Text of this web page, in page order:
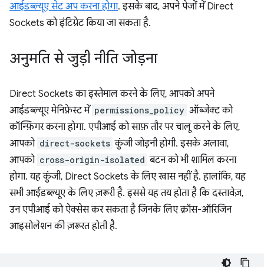
आईडब्ल्यूए सेट अप करना होगा. इसके बाद, अपने पेजों में Direct
Sockets को इंटिग्रेट किया जा सकता है.
अनुमति से जुड़ी नीति जोड़ना
Direct Sockets का इस्तेमाल करने के लिए, आपको अपने
आईडब्ल्यूए मेनिफ़ेस्ट में permissions_policy ऑब्जेक्ट को
कॉन्फ़िगर करना होगा. एपीआई को साफ़ तौर पर चालू करने के लिए,
आपको direct-sockets कुंजी जोड़नी होगी. इसके अलावा,
आपको cross-origin-isolated बटन को भी शामिल करना
होगा. यह कुंजी, Direct Sockets के लिए खास नहीं है. हालांकि, यह
सभी आईडब्ल्यूए के लिए ज़रूरी है. इससे यह तय होता है कि दस्तावेज़,
उन एपीआई को ऐक्सेस कर सकता है जिनके लिए क्रॉस-ऑरिजिन
आइसोलेशन की ज़रूरत होती है.